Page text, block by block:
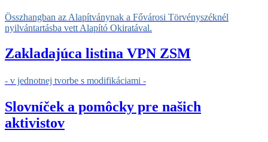
Összhangban az Alapítványnak a Fővárosi Törvényszéknél
nyilvántartásba vett Alapító Okiratával.
Zakladajúca listina VPN ZSM
- v jednotnej tvorbe s modifikáciami -
Slovníček a pomôcky pre našich
aktivistov